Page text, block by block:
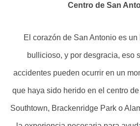
Centro de San
El corazón de San Antonio es
bullicioso, y por desgracia, eso
accidentes pueden ocurrir en un
que haya sido herido en el centro
Southtown, Brackenridge Park o